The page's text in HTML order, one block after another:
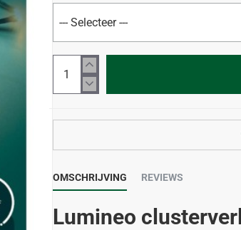
OMSCHRIJVING REVIEWS
Lumineo